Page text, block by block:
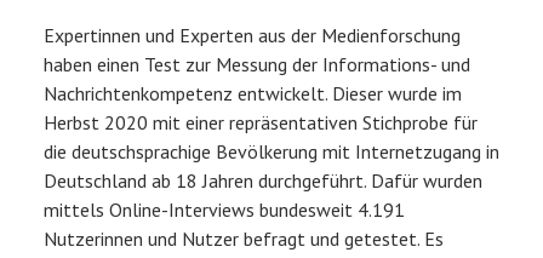
Expertinnen und Experten aus der Medienforschung
haben einen Test zur Messung der Informations- und
Nachrichtenkompetenz entwickelt. Dieser wurde im
Herbst 2020 mit einer repräsentativen Stichprobe für
die deutschsprachige Bevölkerung mit Internetzugang in
Deutschland ab 18 Jahren durchgeführt. Dafür wurden
mittels Online-Interviews bundesweit 4.191
Nutzerinnen und Nutzer befragt und getestet. Es